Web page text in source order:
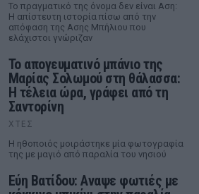
Το πραγματικό της όνομα δεν είναι Αση:
Η απίστευτη ιστορία πίσω από την
απόφαση της Ασης Μπήλιου που
ελάχιστοι γνώριζαν
Το απογευματινό μπάνιο της
Μαρίας Σολωμού στη θάλασσα:
Η τέλεια ώρα, γράφει από τη
Σαντορίνη
ΧΤΕΣ
Η ηθοποιός μοιράστηκε μία φωτογραφία
της με μαγιό από παραλία του νησιού
Εύη Βατίδου: Αναψε φωτιές με